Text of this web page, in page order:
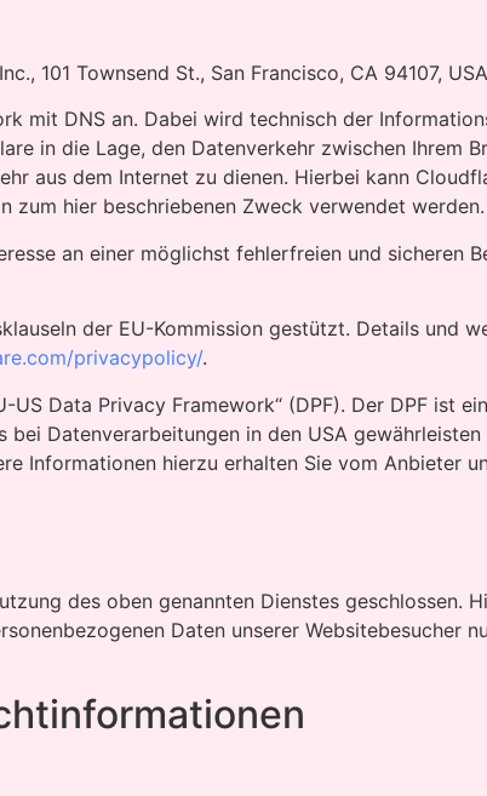
101 Townsend St., San Francisco, CA 94107,
DNS an. Dabei wird technisch der
in die Lage, den Datenverkehr zwischen Ihrem
aus dem Internet zu dienen. Hierbei kann
zum hier beschriebenen Zweck verwendet werden.
an einer möglichst fehlerfreien und sicheren
der EU-Kommission gestützt. Details und
privacypolicy/.
Data Privacy Framework“ (DPF). Der DPF ist
Datenverarbeitungen in den USA
Informationen hierzu erhalten Sie vom Anbieter
des oben genannten Dienstes geschlossen.
Daten unserer Websitebesucher